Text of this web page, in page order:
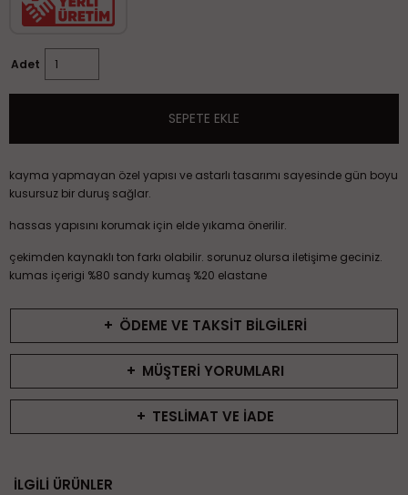
Adet
SEPETE EKLE
kayma yapmayan özel yapısı ve astarlı tasarımı sayesinde gün boyu
kusursuz bir duruş sağlar.
hassas yapısını korumak için elde yıkama önerilir.
çekimden kaynaklı ton farkı olabilir. sorunuz olursa iletişime geciniz.
kumas içerigi %80 sandy kumaş %20 elastane
+ ÖDEME VE TAKSİT BİLGİLERİ
+ MÜŞTERİ YORUMLARI
+ TESLİMAT VE İADE
İLGİLİ ÜRÜNLER